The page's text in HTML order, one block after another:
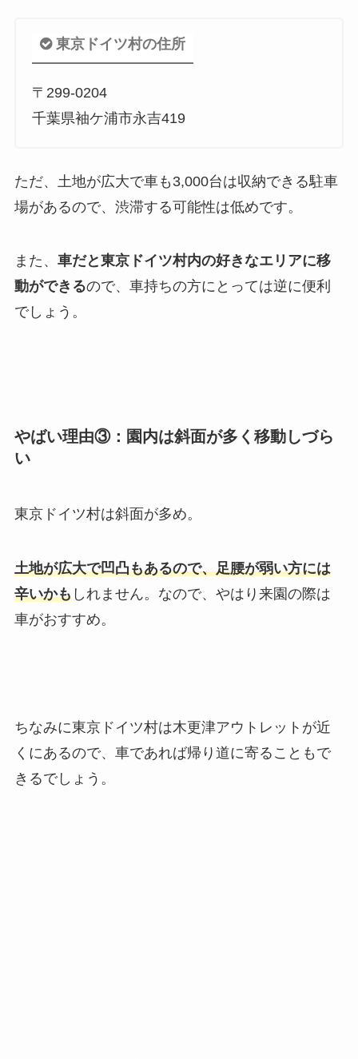
東京ドイツ村の住所
〒299-0204
千葉県袖ケ浦市永吉419
ただ、土地が広大で車も3,000台は収納できる駐車
場があるので、渋滞する可能性は低めです。
また、 車だと東京ドイツ村内の好きなエリアに移
動ができるので、車持ちの方にとっては逆に便利
でしょう。
やばい理由③：園内は斜面が多く移動しづら
い
東京ドイツ村は斜面が多め。
土地が広大で凹凸もあるので、足腰が弱い方には
辛いかもしれません。なので、やはり来園の際は
車がおすすめ。
ちなみに東京ドイツ村は木更津アウトレットが近
くにあるので、車であれば帰り道に寄ることもで
きるでしょう。